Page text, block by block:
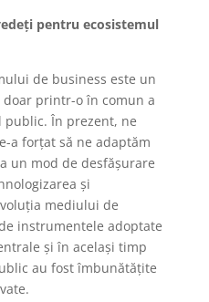
pentru ecosistemul
de business este un
printr-o în comun a
În prezent, ne
a forțat să ne adaptăm
un mod de desfășurare
și
mediului de
instrumentele adoptate
și în același timp
au fost îmbunătățite